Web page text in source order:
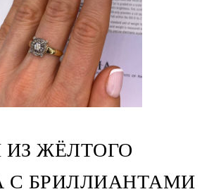
ИЗ ЖЁЛТОГО
С БРИЛЛИАНТАМИ